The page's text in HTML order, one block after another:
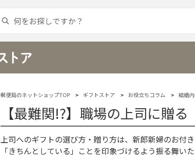
郵便局のネットショップTOP ギフトストア お役立ちコラム 結婚
【最難関!?】職場の上司に贈
上司へのギフトの選び方・贈り方は、新郎新婦のお付
「きちんとしている」ことを印象づけるよう振る舞いた